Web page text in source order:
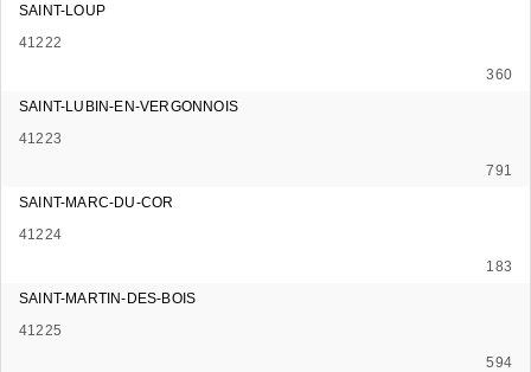
SAINT-LOUP
41222
360
SAINT-LUBIN-EN-VERGONNOIS
41223
791
SAINT-MARC-DU-COR
41224
183
SAINT-MARTIN-DES-BOIS
41225
594